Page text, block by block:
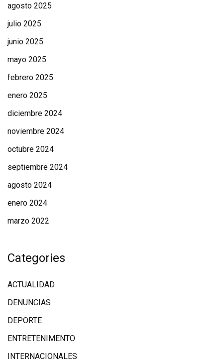
agosto 2025
julio 2025
junio 2025
mayo 2025
febrero 2025
enero 2025
diciembre 2024
noviembre 2024
octubre 2024
septiembre 2024
agosto 2024
enero 2024
marzo 2022
Categories
ACTUALIDAD
DENUNCIAS
DEPORTE
ENTRETENIMENTO
INTERNACIONALES